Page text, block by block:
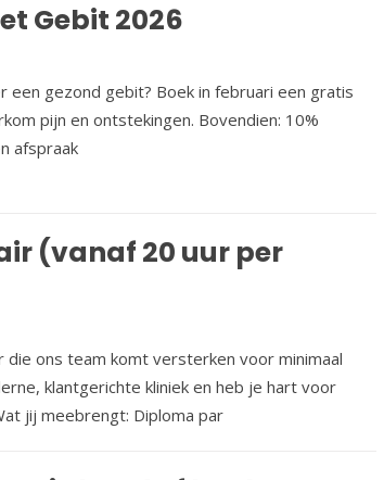
Gebit 2026
een gezond gebit? Boek in februari een gratis
pijn en ontstekingen. Bovendien: 10%
afspraak
(vanaf 20 uur per
ons team komt versterken voor minimaal
klantgerichte kliniek en heb je hart voor
jij meebrengt: Diploma par